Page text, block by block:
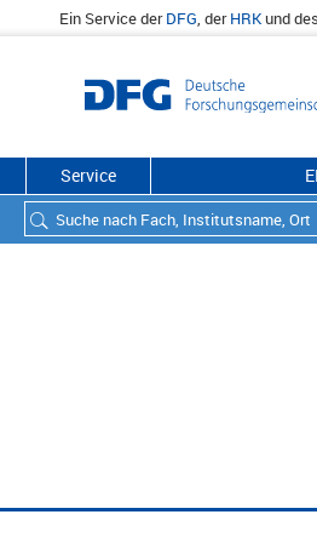
Ein Service derDFG, derHRKund des
Service